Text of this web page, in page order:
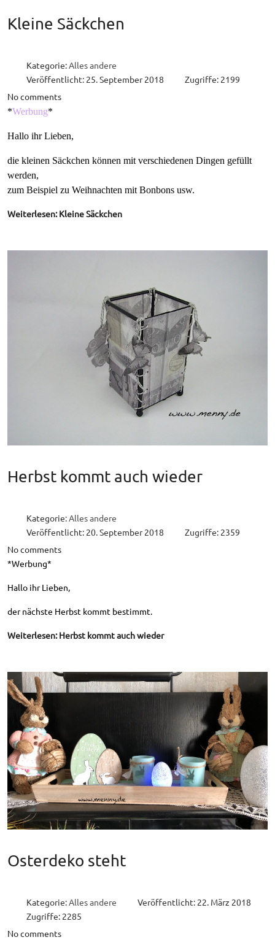
Kleine Säckchen
Kategorie: Alles andere
Veröffentlicht: 25. September 2018
Zugriffe: 2199
No comments
*Werbung*
Hallo ihr Lieben,
die kleinen Säckchen können mit verschiedenen Dingen gefüllt
werden,
zum Beispiel zu Weihnachten mit Bonbons usw.
Weiterlesen: Kleine Säckchen
Herbst kommt auch wieder
Kategorie:Alles andere
Veröffentlicht: 20. September 2018
Zugriffe: 2359
No comments
*Werbung*
Hallo ihr Lieben,
der nächste Herbst kommt bestimmt.
Weiterlesen: Herbst kommt auch wieder
Osterdeko steht
Kategorie:Alles andere
Veröffentlicht: 22. März 2018
Zugriffe: 2285
No comments